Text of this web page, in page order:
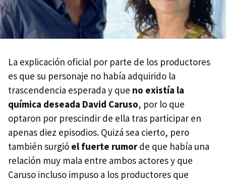
La explicación oficial por parte de los productores
es que su personaje no había adquirido la
trascendencia esperada y que no existía la
química deseada David Caruso, por lo que
optaron por prescindir de ella tras participar en
apenas diez episodios. Quizá sea cierto, pero
también surgió el fuerte rumorde que había una
relación muy mala entre ambos actores y que
Caruso incluso impuso a los productores que